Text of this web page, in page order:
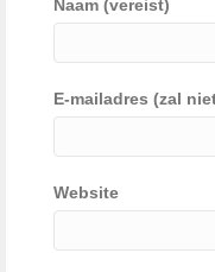
Naam (vereist)
E-mailadres (zal
Website